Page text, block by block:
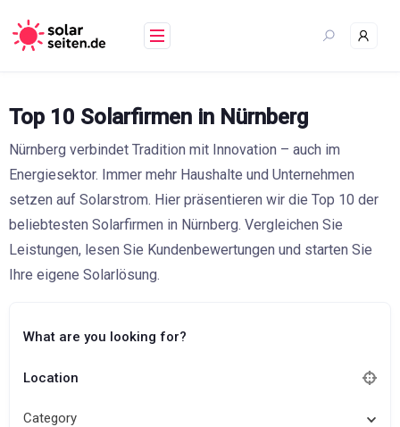
content
Top 10 Solarfirmen in Nürnberg
Nürnberg verbindet Tradition mit Innovation – auch im
Energiesektor. Immer mehr Haushalte und Unternehmen
setzen auf Solarstrom. Hier präsentieren wir die Top 10 der
beliebtesten Solarfirmen in Nürnberg. Vergleichen Sie
Leistungen, lesen Sie Kundenbewertungen und starten Sie
Ihre eigene Solarlösung.
What are you looking for?
Location
Category